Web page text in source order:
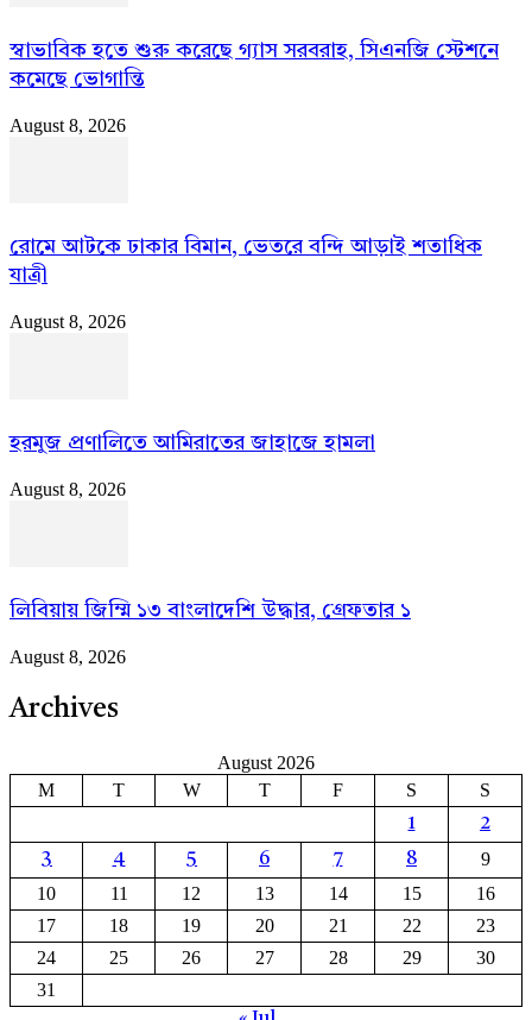
স্বাভাবিক হতে শুরু করেছে গ্যাস সরবরাহ, সিএনজি স্টেশনে
কমেছে ভোগান্তি
August 8, 2026
রোমে আটকে ঢাকার বিমান, ভেতরে বন্দি আড়াই শতাধিক
যাত্রী
August 8, 2026
হরমুজ প্রণালিতে আমিরাতের জাহাজে হামলা
August 8, 2026
লিবিয়ায় জিম্মি ১৩ বাংলাদেশি উদ্ধার, গ্রেফতার ১
August 8, 2026
Archives
August 2026
M
T W T F S S
1
2
3
4 5 6 7 8
9
10
11 12 13 14 15
16
17
18 19 20 21 22
23
24
25 26 27 28 29
30
31